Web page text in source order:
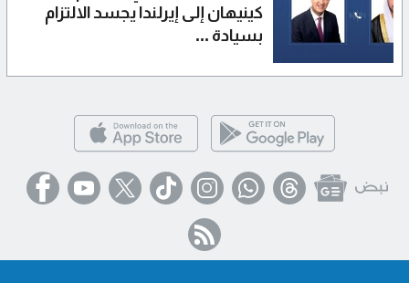
كينيهان إلى إيرلندا يجسد الالتزام
بسيادة ...